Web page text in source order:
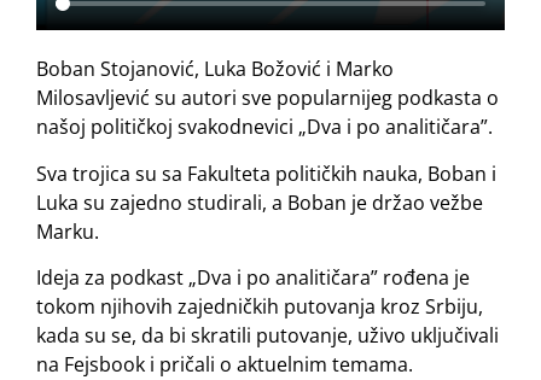
Boban Stojanović, Luka Božović i Marko
Milosavljević su autori sve popularnijeg podkasta o
našoj političkoj svakodnevici „Dva i po analitičara”.
Sva trojica su sa Fakulteta političkih nauka, Boban i
Luka su zajedno studirali, a Boban je držao vežbe
Marku.
Ideja za podkast „Dva i po analitičara” rođena je
tokom njihovih zajedničkih putovanja kroz Srbiju,
kada su se, da bi skratili putovanje, uživo uključivali
na Fejsbook i pričali o aktuelnim temama.